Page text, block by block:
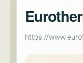
https://